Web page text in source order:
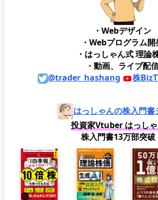
・Webデザイン
・Webプログラム開
・はっしゃん式 理論
・動画、ライブ配
@trader_hashang
株
はっしゃんの株入門書
投資家Vtuber はっし
株入門書13万部突破